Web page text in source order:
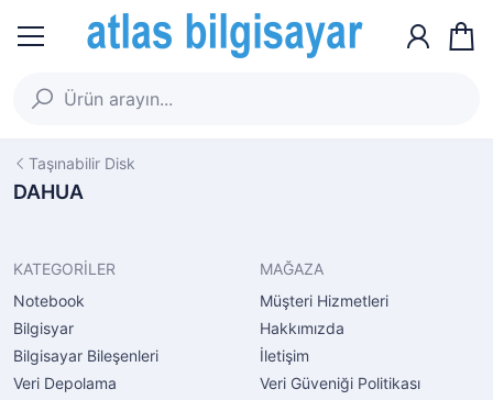
Taşınabilir Disk
DAHUA
KATEGORİLER
Notebook
Bilgisyar
Bilgisayar Bileşenleri
Veri Depolama
MAĞAZA
Müşteri Hizmetleri
Hakkımızda
İletişim
Veri Güveniği Politikası